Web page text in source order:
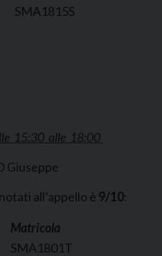
SMA1815S
15:30 alle 18:00
Giuseppe
all’appello è 9/10:
Matricola
SMA1801T